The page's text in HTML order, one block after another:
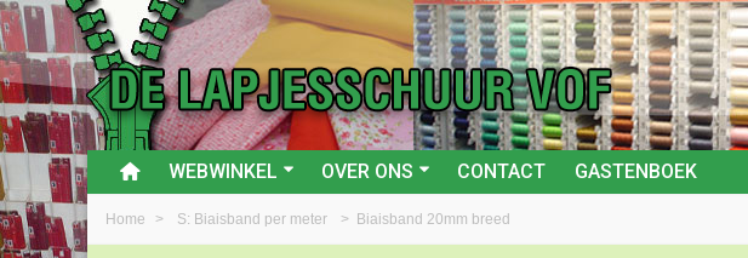
WEBWINKEL OVER ONS CONTACT GASTENBOEK
Home > S: Biaisband per meter > Biaisband 20mm breed